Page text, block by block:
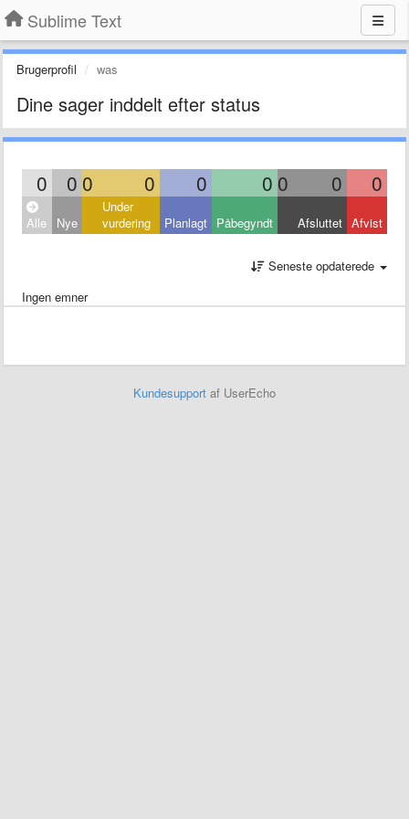
Sublime Text
Brugerprofil was
Dine sager inddelt efter status
0 0 0 0 0 0 0 0 0
Alle Nye
Under
vurdering
Planlagt Påbegyndt Afsluttet Afvist
Seneste opdaterede
Ingen emner
Kundesupport af UserEcho